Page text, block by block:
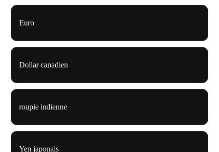
Euro
Dollar canadien
roupie indienne
Yen japonais